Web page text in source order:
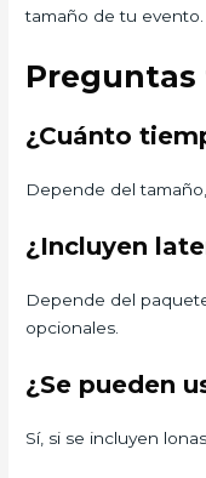
tamaño de tu evento.
¿Cuánto
Depende del
¿Incluyen
Depende del
opcionales.
¿Se pueden
Sí, si se incluyen